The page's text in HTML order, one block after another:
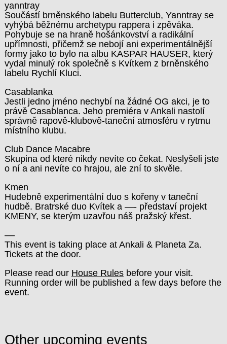
yanntray
Součástí brněnského labelu Butterclub, Yanntray se
vyhýbá běžnému archetypu rappera i zpěváka.
Pohybuje se na hraně hošánkovství a radikální
upřímnosti, přičemž se nebojí ani experimentálnější
formy jako to bylo na albu KASPAR HAUSER, který
vydal minulý rok společně s Kvítkem z brněnského
labelu Rychlí Kluci.
Casablanka
Jestli jedno jméno nechybí na žádné OG akci, je to
právě Casablanca. Jeho premiéra v Ankali nastolí
správně rapově-klubově-taneční atmosféru v rytmu
místního klubu.
Club Dance Macabre
Skupina od které nikdy nevíte co čekat. Neslyšeli jste
o ní a ani nevíte co hrajou, ale zní to skvěle.
Kmen
Hudebně experimentální duo s kořeny v taneční
hudbě. Bratrské duo Kvítek a —- představí projekt
KMENY, se kterým uzavřou náš pražský křest.
––
This event is taking place at Ankali & Planeta Za.
Tickets at the door.
Please read our House Rulesbefore your visit.
Running order will be published a few days before the
event.
Other upcoming events